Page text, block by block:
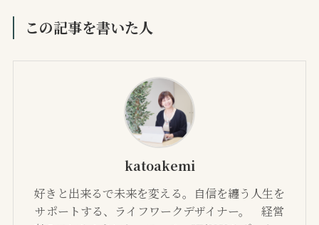
この記事を書いた人
katoakemi
好きと出来るで未来を変える。自信を纏う人生を
サポートする、ライフワークデザイナー。 経営